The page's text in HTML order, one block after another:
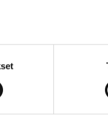
01720
46, 33920 Pirkkala